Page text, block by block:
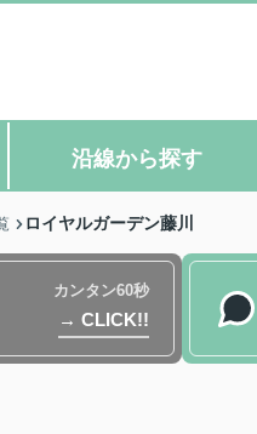
沿線から探す
ロイヤルガーデン藤川
カンタン60秒
→ CLICK!!